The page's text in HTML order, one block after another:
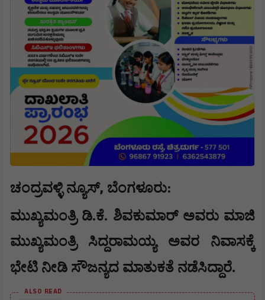
ಚಂದ್ರವಳ್ಳಿ ನ್ಯೂಸ್, ​ಬೆಂಗಳೂರು:
ಮುಖ್ಯಮಂತ್ರಿ ಡಿ.ಕೆ. ಶಿವಕುಮಾರ್ ಅವರು ಮಾಜಿ
ಮುಖ್ಯಮಂತ್ರಿ ಸಿದ್ದರಾಮಯ್ಯ ಅವರ ನಿವಾಸಕ್ಕೆ
ಭೇಟಿ ನೀಡಿ ಸೌಜನ್ಯದ ಮಾತುಕತೆ ನಡೆಸಿದ್ದಾರೆ.
ALSO READ